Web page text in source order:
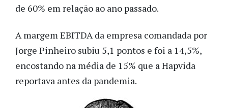
de 60% em relação ao ano passado.
A margem EBITDA da empresa comandada por
Jorge Pinheiro subiu 5,1 pontos e foi a 14,5%,
encostando na média de 15% que a Hapvida
reportava antes da pandemia.